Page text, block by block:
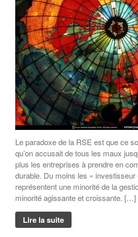
«
Le paradoxe de la RSE est que ce
qu’on accusait de tous les maux
plus les entreprises à prendre en
durable. Du moins les « investisseur
représentent une minorité de la
minorité agissante et croissante. […]
Lire la suite